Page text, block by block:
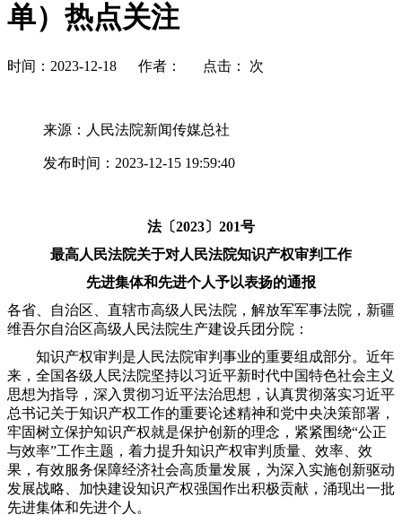
单）热点关注
时间：2023-12-18 作者： 点击： 次
来源：人民法院新闻传媒总社
发布时间：2023-12-15 19:59:40
法〔2023〕201号
最高人民法院关于对人民法院知识产权审判工作
先进集体和先进个人予以表扬的通报
各省、自治区、直辖市高级人民法院，解放军军事法院，新疆
维吾尔自治区高级人民法院生产建设兵团分院：
知识产权审判是人民法院审判事业的重要组成部分。近年
来，全国各级人民法院坚持以习近平新时代中国特色社会主义
思想为指导，深入贯彻习近平法治思想，认真贯彻落实习近平
总书记关于知识产权工作的重要论述精神和党中央决策部署，
牢固树立保护知识产权就是保护创新的理念，紧紧围绕“公正
与效率”工作主题，着力提升知识产权审判质量、效率、效
果，有效服务保障经济社会高质量发展，为深入实施创新驱动
发展战略、加快建设知识产权强国作出积极贡献，涌现出一批
先进集体和先进个人。